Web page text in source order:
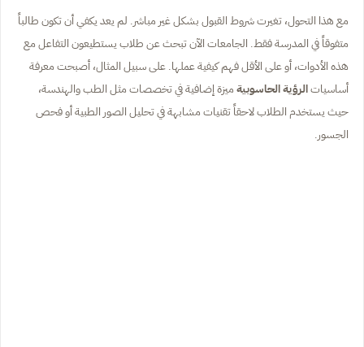
مع هذا التحول، تغيرت شروط القبول بشكل غير مباشر. لم يعد يكفي أن تكون طالباً
متفوقاً في المدرسة فقط. الجامعات الآن تبحث عن طلاب يستطيعون التفاعل مع
هذه الأدوات، أو على الأقل فهم كيفية عملها. على سبيل المثال، أصبحت معرفة
أساسياتالرؤية الحاسوبيةميزة إضافية في تخصصات مثل الطب والهندسة،
حيث يستخدم الطلاب لاحقاً تقنيات مشابهة في تحليل الصور الطبية أو فحص
الجسور.